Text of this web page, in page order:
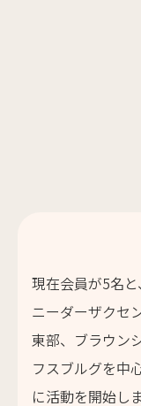
現在会員が5名
ニーダーザクセ
東部、ブラウン
フスブルグを中
に活動を開始し